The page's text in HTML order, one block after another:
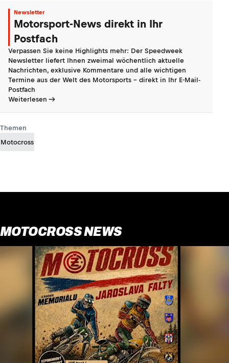
Newsletter
Motorsport-News direkt in Ihr
Postfach
Verpassen Sie keine Highlights mehr: Der Speedweek
Newsletter liefert Ihnen zweimal wöchentlich aktuelle
Nachrichten, exklusive Kommentare und alle wichtigen
Termine aus der Welt des Motorsports - direkt in Ihr E-Mail-
Postfach
Weiterlesen
Themen
Motocross
MOTOCROSS NEWS